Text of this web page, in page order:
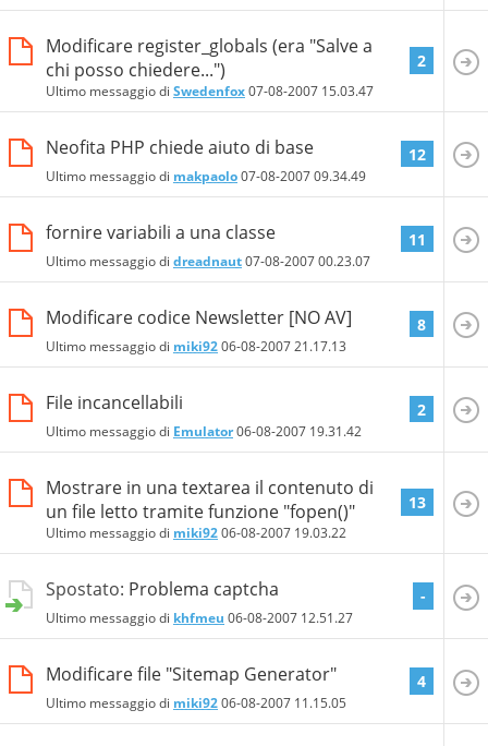
Modificare register_globals (era "Salve a
chi posso chiedere...")
Ultimo messaggio di Swedenfox07-08-2007 15.03.47
2
Neofita PHP chiede aiuto di base
Ultimo messaggio di makpaolo07-08-200709.34.49
12
fornire variabili a una classe
Ultimo messaggio di dreadnaut07-08-200700.23.07
11
Modificare codice Newsletter [NO AV]
Ultimo messaggio di miki9206-08-200721.17.13
8
File incancellabili
Ultimo messaggio di Emulator06-08-2007 19.31.42
2
Mostrare in una textarea il contenuto di
un file letto tramite funzione "fopen()"
Ultimo messaggio di miki9206-08-2007 19.03.22
13
Spostato: Problema captcha
Ultimo messaggio di khfmeu 06-08-2007 12.51.27
-
Modificare file "Sitemap Generator"
Ultimo messaggio di miki9206-08-2007 11.15.05
4